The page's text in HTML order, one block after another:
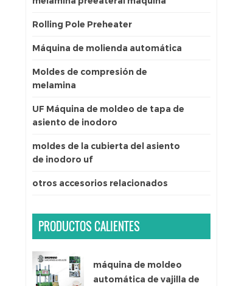
Rolling Pole Preheater
Máquina de molienda automática
Moldes de compresión de
melamina
UF Máquina de moldeo de tapa de
asiento de inodoro
moldes de la cubierta del asiento
de inodoro uf
otros accesorios relacionados
PRODUCTOS CALIENTES
máquina de moldeo
automática de vajilla de